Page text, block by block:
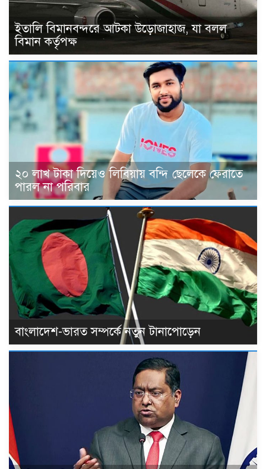
ইতালি বিমানবন্দরে আটকা উড়োজাহাজ, যা বলল
বিমান কর্তৃপক্ষ
২০ লাখ টাকা দিয়েও লিবিয়ায় বন্দি ছেলেকে ফেরাতে
পারল না পরিবার
বাংলাদেশ-ভারত সম্পর্কে নতুন টানাপোড়েন